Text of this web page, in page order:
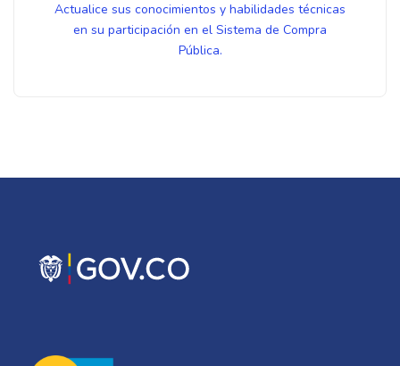
Actualice sus conocimientos y habilidades técnicas
en su participación en el Sistema de Compra
Pública.